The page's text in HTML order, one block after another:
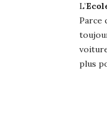
L’
Parce
plus